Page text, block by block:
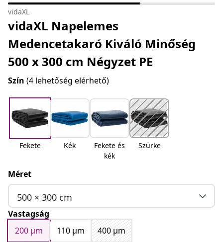
vidaXL
vidaXL Napelemes
Medencetakaró Kiváló Minőség
500 x 300 cm Négyzet PE
Szín (4 lehetőség elérhető)
Fekete Kék
Fekete és
kék
Szürke
Méret
500 × 300 cm
Vastagság
200 μm
110 μm 400 μm